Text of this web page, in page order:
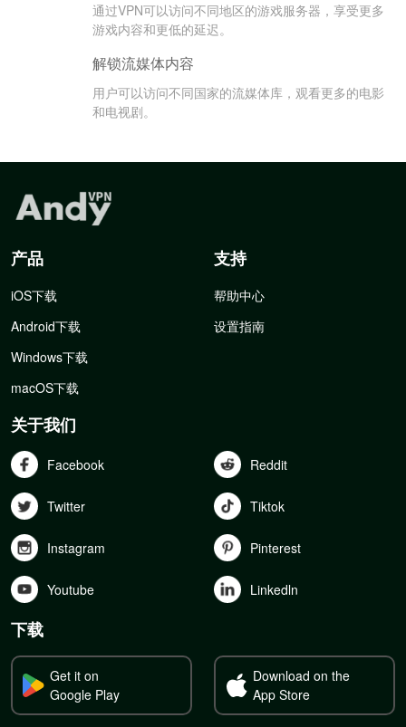
通过VPN可以访问不同地区的游戏服务器，享受更多
游戏内容和更低的延迟。
解锁流媒体内容
用户可以访问不同国家的流媒体库，观看更多的电影
和电视剧。
产品
iOS下载
Android下载
Windows下载
macOS下载
支持
帮助中心
设置指南
关于我们
Facebook Reddit
Twitter Tiktok
Instagram Pinterest
Youtube Linkedln
下载
Get it on
Google Play
Download on the
App Store